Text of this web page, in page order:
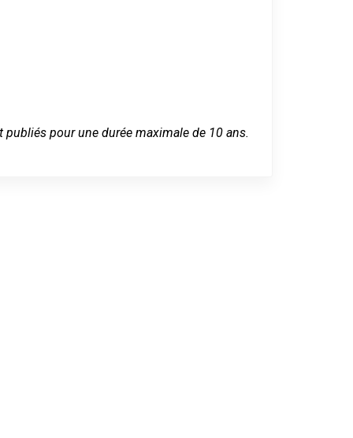
pour une durée maximale de 10 ans.